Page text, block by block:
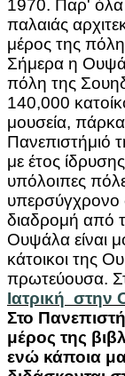
1970. Παρ' όλα
παλαιάς
μέρος της
Σήμερα η
πόλη της
140,000
μουσεία, πάρκα
Πανεπιστήμιό
με έτος
υπόλοιπες
υπερσύγχρονο
διαδρομή από
Ουψάλα είναι
κάτοικοι της
πρωτεύουσα.
Ιατρική στην
Στο
μέρος της
ενώ κάποια